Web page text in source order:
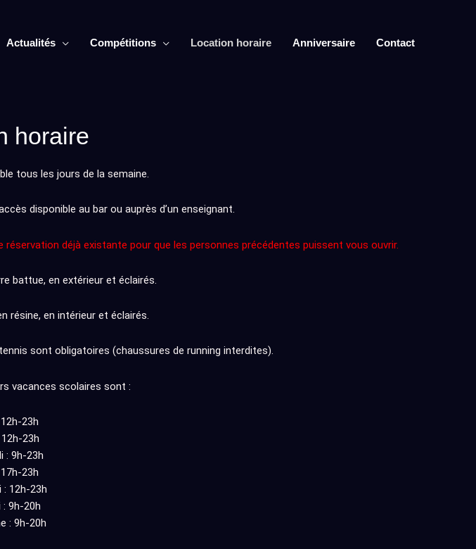
Actualités Compétitions Location horaire Anniversaire Contact
horaire
tous les jours de la semaine.
disponible au bar ou auprès d’un enseignant.
déjà existante pour que les personnes précédentes puissent vous ouvrir.
battue, en extérieur et éclairés.
résine, en intérieur et éclairés.
sont obligatoires (chaussures de running interdites).
vacances scolaires sont :
23h
23h
: 9h-23h
23h
: 12h-23h
: 9h-20h
: 9h-20h